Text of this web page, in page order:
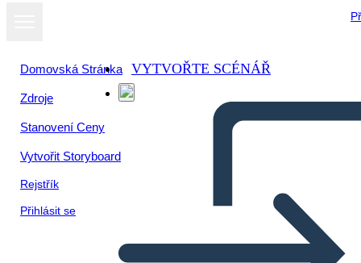
Domovská Stránka
Zdroje
Stanovení Ceny
Vytvořit Storyboard
Rejstřík
Přihlásit se
VYTVOŘTE SCÉNÁŘ
Zobrazit jako
prezentaci